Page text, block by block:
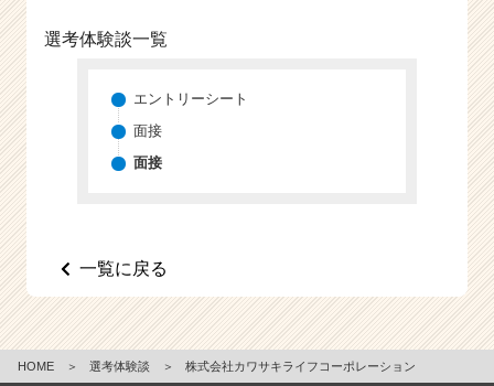
チ
C
a
選考体験談一覧
エントリーシート
面接
面接
一覧に戻る
HOME ＞ 選考体験談 ＞ 株式会社カワサキライフコーポレーション